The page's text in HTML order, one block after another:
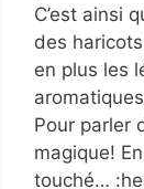
C’est ainsi
des
en plus les
Pour parler
magique!
touché…